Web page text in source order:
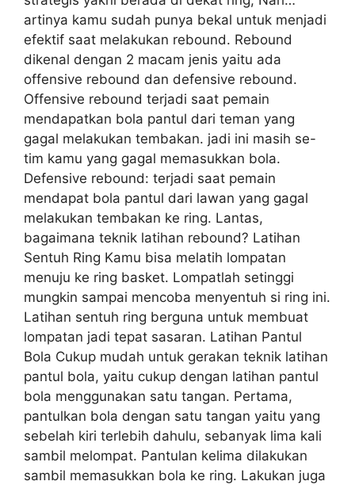
artinya kamu sudah punya bekal untuk menjadi
efektif saat melakukan rebound. Rebound
dikenal dengan 2 macam jenis yaitu ada
offensive rebound dan defensive rebound.
Offensive rebound terjadi saat pemain
mendapatkan bola pantul dari teman yang
gagal melakukan tembakan. jadi ini masih se-
tim kamu yang gagal memasukkan bola.
Defensive rebound: terjadi saat pemain
mendapat bola pantul dari lawan yang gagal
melakukan tembakan ke ring. Lantas,
bagaimana teknik latihan rebound? Latihan
Sentuh Ring Kamu bisa melatih lompatan
menuju ke ring basket. Lompatlah setinggi
mungkin sampai mencoba menyentuh si ring ini.
Latihan sentuh ring berguna untuk membuat
lompatan jadi tepat sasaran. Latihan Pantul
Bola Cukup mudah untuk gerakan teknik latihan
pantul bola, yaitu cukup dengan latihan pantul
bola menggunakan satu tangan. Pertama,
pantulkan bola dengan satu tangan yaitu yang
sebelah kiri terlebih dahulu, sebanyak lima kali
sambil melompat. Pantulan kelima dilakukan
sambil memasukkan bola ke ring. Lakukan juga